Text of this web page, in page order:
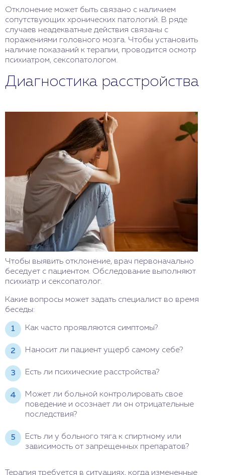
Отклонение может быть связано с наличием
сопутствующих хронических патологий. В ряде
случаев неадекватные действия связаны с
поражениями головного мозга. Чтобы установить
наличие показаний к терапии, проводится осмотр
психиатром, сексопатологом.
Диагностика расстройства
Чтобы выявить отклонение, врач первоначально
беседует с пациентом. Обследование выполняют
психиатр и сексопатолог.
Какие вопросы может задать специалист во время
беседы:
Как часто проявляются симптомы?
Наносит ли пациент ущерб самому себе?
Есть ли психические расстройства?
Может ли больной контролировать свое
поведение и осознает ли он отрицательные
последствия?
Есть ли у больного тяга к спиртному или
зависимость от запрещенных препаратов?
Терапия требуется в ситуациях, когда измененные